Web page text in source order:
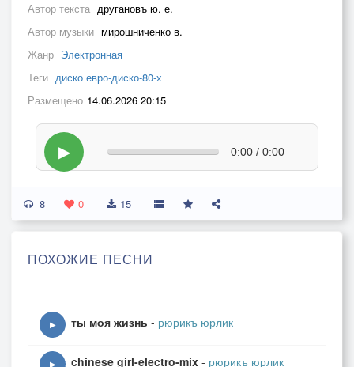
Автор текста другановъ ю. е.
Автор музыки мирошниченко в.
Жанр Электронная
Теги диско евро-диско-80-х
Размещено 14.06.2026 20:15
▶ 0:00 / 0:00
8 0 15
ПОХОЖИЕ ПЕСНИ
▶ ты моя жизнь - рюрикъ юрлик
▶ chinese girl-electro-mix - рюрикъ юрлик